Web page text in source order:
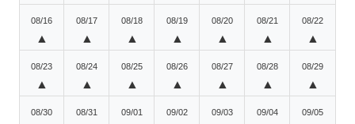
08/16
▲
08/17
▲
08/18
▲
08/19
▲
08/20
▲
08/21
▲
08/22
▲
08/23
▲
08/24
▲
08/25
▲
08/26
▲
08/27
▲
08/28
▲
08/29
▲
08/30 08/31 09/01 09/02 09/03 09/04 09/05